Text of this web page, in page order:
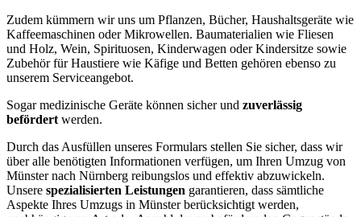
Zudem kümmern wir uns um Pflanzen, Bücher, Haushaltsgeräte wie
Kaffeemaschinen oder Mikrowellen. Baumaterialien wie Fliesen
und Holz, Wein, Spirituosen, Kinderwagen oder Kindersitze sowie
Zubehör für Haustiere wie Käfige und Betten gehören ebenso zu
unserem Serviceangebot.
Sogar medizinische Geräte können sicher und zuverlässig
befördert werden.
Durch das Ausfüllen unseres Formulars stellen Sie sicher, dass wir
über alle benötigten Informationen verfügen, um Ihren Umzug von
Münster nach Nürnberg reibungslos und effektiv abzuwickeln.
Unsere spezialisierten Leistungen garantieren, dass sämtliche
Aspekte Ihres Umzugs in Münster berücksichtigt werden,